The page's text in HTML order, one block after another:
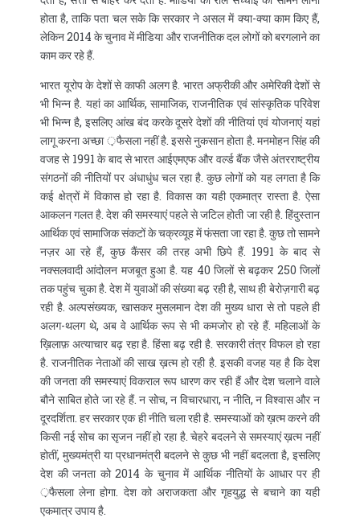
होता है, ताकि पता चल सके कि सरकार ने असल में क्या-क्या काम किए हैं,
लेकिन 2014 के चुनाव में मीडिया और राजनीतिक दल लोगों को बरगलाने का
काम कर रहे हैं.
भारत यूरोप के देशों से काफी अलग है. भारत अफ्रीकी और अमेरिकी देशों से
भी भिन्न है. यहां का आर्थिक, सामाजिक, राजनीतिक एवं सांस्कृतिक परिवेश
भी भिन्न है, इसलिए आंख बंद करके दूसरे देशों की नीतियां एवं योजनाएं यहां
लागू करना अच्छा ़फैसला नहीं है. इससे नुकसान होता है. मनमोहन सिंह की
वजह से 1991 के बाद से भारत आईएमएफ और वर्ल्ड बैंक जैसे अंतरराष्ट्रीय
संगठनों की नीतियों पर अंधाधुंध चल रहा है. कुछ लोगों को यह लगता है कि
कई क्षेत्रों में विकास हो रहा है. विकास का यही एकमात्र रास्ता है. ऐसा
आकलन गलत है. देश की समस्याएं पहले से जटिल होती जा रही है. हिंदुस्तान
आर्थिक एवं सामाजिक संकटों के चक्रव्यूह में फंसता जा रहा है. कुछ तो सामने
नज़र आ रहे हैं, कुछ कैंसर की तरह अभी छिपे हैं. 1991 के बाद से
नक्सलवादी आंदोलन मजबूत हुआ है. यह 40 जिलों से बढ़कर 250 जिलों
तक पहुंच चुका है. देश में युवाओं की संख्या बढ़ रही है, साथ ही बेरोज़गारी बढ़
रही है. अल्पसंख्यक, खासकर मुसलमान देश की मुख्य धारा से तो पहले ही
अलग-थलग थे, अब वे आर्थिक रूप से भी कमजोर हो रहे हैं. महिलाओं के
ख़िलाफ़ अत्याचार बढ़ रहा है. हिंसा बढ़ रही है. सरकारी तंत्र विफल हो रहा
है. राजनीतिक नेताओं की साख ख़त्म हो रही है. इसकी वजह यह है कि देश
की जनता की समस्याएं विकराल रूप धारण कर रही हैं और देश चलाने वाले
बौने साबित होते जा रहे हैं. न सोच, न विचारधारा, न नीति, न विश्‍वास और न
दूरदर्शिता. हर सरकार एक ही नीति चला रही है. समस्याओं को ख़त्म करने की
किसी नई सोच का सृजन नहीं हो रहा है. चेहरे बदलने से समस्याएं ख़त्म नहीं
होतीं, मुख्यमंत्री या प्रधानमंत्री बदलने से कुछ भी नहीं बदलता है, इसलिए
देश की जनता को 2014 के चुनाव में आर्थिक नीतियों के आधार पर ही
़फैसला लेना होगा. देश को अराजकता और गृहयुद्ध से बचाने का यही
एकमात्र उपाय है.